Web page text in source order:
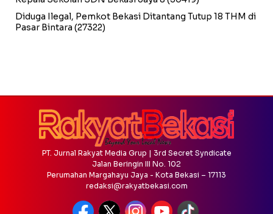
Diduga Ilegal, Pemkot Bekasi Ditantang Tutup 18 THM di
Pasar Bintara (27322)
PT. Jurnal Rakyat Media Grup | 3rd Secret Syndicate
Jalan Beringin III No. 102
Perumahan Margahayu Jaya - Kota Bekasi – 17113
redaksi@rakyatbekasi.com